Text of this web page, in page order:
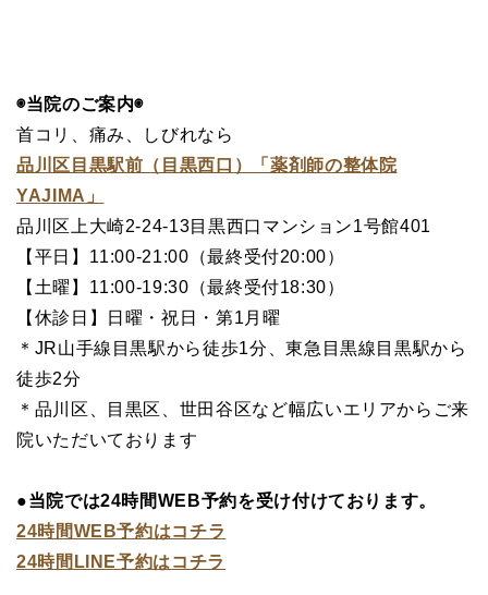
◉当院のご案内◉
首コリ、痛み、しびれなら
品川区目黒駅前（目黒西口）「薬剤師の整体院
YAJIMA」
品川区上大崎2-24-13目黒西口マンション1号館401
【平日】11:00-21:00（最終受付20:00）
【土曜】11:00-19:30（最終受付18:30）
【休診日】日曜・祝日・第1月曜
＊JR山手線目黒駅から徒歩1分、東急目黒線目黒駅から
徒歩2分
＊品川区、目黒区、世田谷区など幅広いエリアからご来
院いただいております
●当院では24時間WEB予約を受け付けております。
24時間WEB予約はコチラ
24時間LINE予約はコチラ